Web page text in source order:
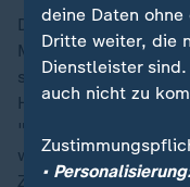
Die Strecke
Mittwochnachmittag
sagte ein
Hamburg und Berlin
"Da aber aufgrund
weiterhin
Züge zwischen
deine Daten
Dritte weiter, die
Dienstleister
auch nicht zu
•